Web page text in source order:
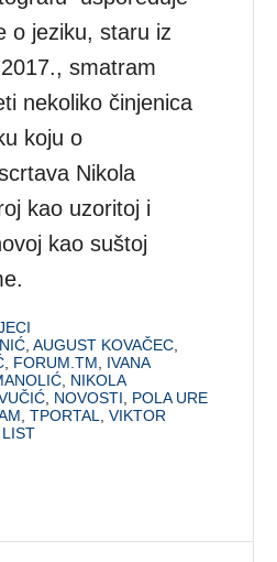
o jeziku, staru iz
smatram
nekoliko činjenica
koju o
Nikola
kao uzoritoj i
kao suštoj
,AUGUST KOVAČEC
FORUM.TM
IVANA
NIKOLA
NOVOSTI
POLA URE
,TPORTAL ,VIKTOR